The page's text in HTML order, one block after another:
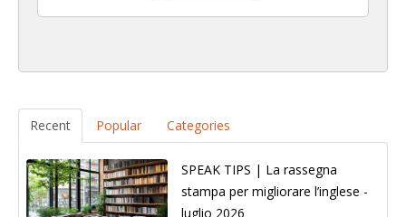
Recent Popular Categories
SPEAK TIPS | La rassegna
stampa per migliorare l’inglese -
luglio 2026